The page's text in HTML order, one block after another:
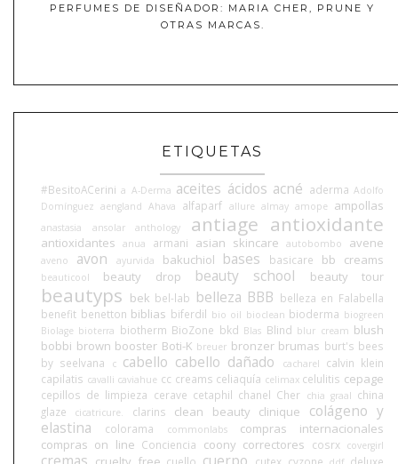
PERFUMES DE DISEÑADOR: MARIA CHER, PRUNE Y
OTRAS MARCAS.
ETIQUETAS
#BesitoACerini a A-Derma aceites ácidos acné aderma Adolfo
Domínguez aengland Ahava alfaparf allure almay amope ampollas
anastasia ansolar anthology antiage antioxidante
antioxidantes anua armani asian skincare autobombo avene
aveno avon ayurvida bakuchiol bases basicare bb creams
beauticool beauty drop beauty school beauty tour
beautyps bek bel-lab belleza BBB belleza en Falabella
benefit benetton biblias biferdil bio oil bioclean bioderma biogreen
Biolage bioterra biotherm BioZone bkd Blas Blind blur cream blush
bobbi brown booster Boti-K breuer bronzer brumas burt's bees
by seelvana
c cabello cabello dañado cacharel
calvin klein
capilatis cavalli caviahue cc creams celiaquía celimax celulitis cepage
cepillos de limpieza cerave cetaphil chanel Cher chia graal china
glaze
cicatricure. clarins clean beauty clinique
colágeno y
elastina
colorama commonlabs
compras internacionales
compras on line Conciencia coony correctores cosrx covergirl